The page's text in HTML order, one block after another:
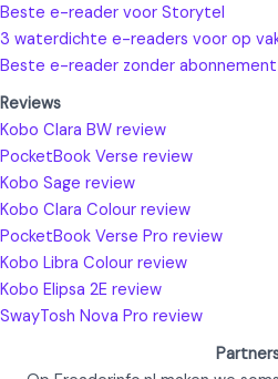
Beste e-reader voor Storytel
3 waterdichte e-readers voor op
Beste e-reader zonder abonnement
Reviews
Kobo Clara BW review
PocketBook Verse review
Kobo Sage review
Kobo Clara Colour review
PocketBook Verse Pro review
Kobo Libra Colour review
Kobo Elipsa 2E review
SwayTosh Nova Pro review